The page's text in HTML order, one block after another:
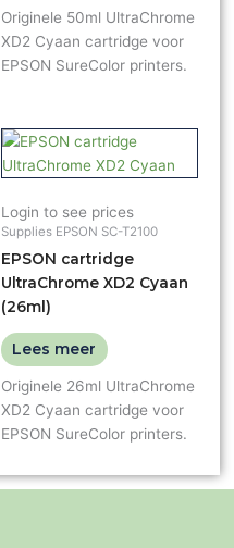
Originele 50ml UltraChrome
XD2 Cyaan cartridge voor
EPSON SureColor printers.
Login to see prices
Supplies EPSON SC-T2100
EPSON cartridge
UltraChrome XD2 Cyaan
(26ml)
Lees meer
Originele 26ml UltraChrome
XD2 Cyaan cartridge voor
EPSON SureColor printers.